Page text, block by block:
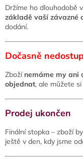
Držíme ho dlouhodobě
základě vaší závazné
dodání.
Dočasně
Zboží nemáme my ani
objednat, ale můžete
Prodej ukončen
Finální stopka – zboží
ještě v den, kdy jsme